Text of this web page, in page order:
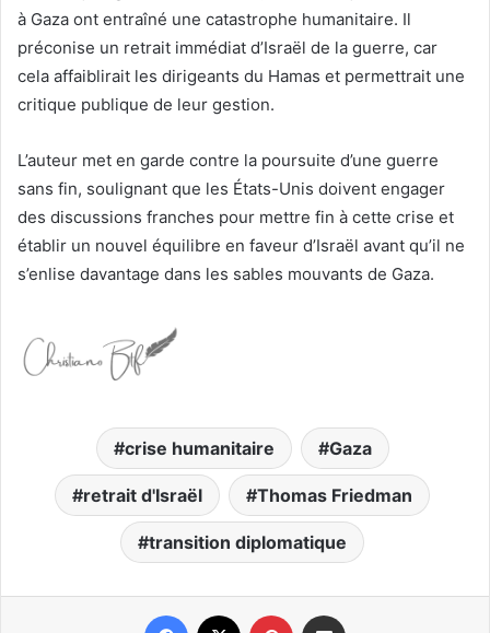
à Gaza ont entraîné une catastrophe humanitaire. Il
préconise un retrait immédiat d’Israël de la guerre, car
cela affaiblirait les dirigeants du Hamas et permettrait une
critique publique de leur gestion.
L’auteur met en garde contre la poursuite d’une guerre
sans fin, soulignant que les États-Unis doivent engager
des discussions franches pour mettre fin à cette crise et
établir un nouvel équilibre en faveur d’Israël avant qu’il ne
s’enlise davantage dans les sables mouvants de Gaza.
crise humanitaire Gaza
retrait d'Israël Thomas Friedman
transition diplomatique